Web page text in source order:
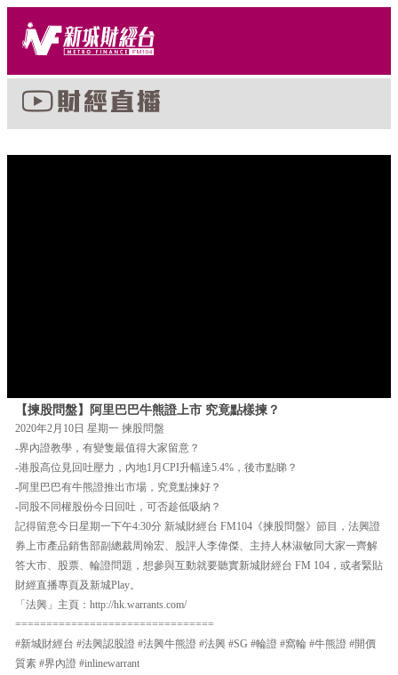
【揀股問盤】阿里巴巴牛熊證上市 究竟點樣揀？
2020年2月10日 星期一 揀股問盤
-界內證教學，有變隻最值得大家留意？
-港股高位見回吐壓力，內地1月CPI升幅達5.4%，後市點睇？
-阿里巴巴有牛熊證推出市場，究竟點揀好？
-同股不同權股份今日回吐，可否趁低吸納？
記得留意今日星期一下午4:30分 新城財經台 FM104《揀股問盤》節目，法興證
券上市產品銷售部副總裁周翰宏、股評人李偉傑、主持人林淑敏同大家一齊解
答大市、股票、輪證問題，想參與互動就要聽實新城財經台 FM 104，或者緊貼
財經直播專頁及新城Play。
「法興」主頁：http://hk.warrants.com/
================================
#新城財經台 #法興認股證 #法興牛熊證 #法興 #SG #輪證 #窩輪 #牛熊證 #開價
質素 #界內證 #inlinewarrant